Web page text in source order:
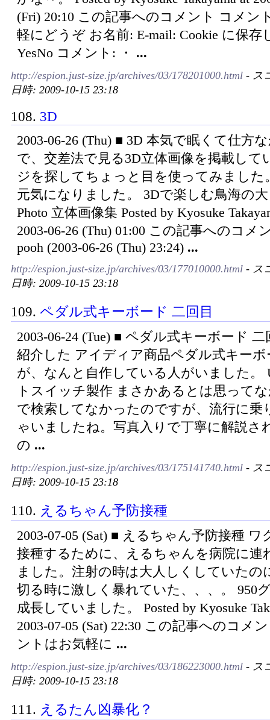
(Fri) 20:10 この記事へのコメント コメン
軽にどうぞ お名前: E-mail: Cookie に保存
YesNo コメント: ・ ...
http://espion.just-size.jp/archives/03/178201000.html - ス
日時: 2009-10-15 23:18
108. 3D
2003-06-26 (Thu) ■ 3D 本気で眠くて仕方
で、交差法で見る3D立体画像を掲載して
ジを探してちょっと目を使ってみました
元気になりました。 3Dで楽しむ鳥海の
Photo 立体画像集 Posted by Kyosuke
2003-06-26 (Thu) 01:00 この記事へのコメ
pooh (2003-06-26 (Thu) 23:24) ...
http://espion.just-size.jp/archives/03/177010000.html - ス
日時: 2009-10-15 23:18
109. ペダル式キーボード 二回目
2003-06-24 (Tue) ■ ペダル式キーボード
紹介した アイディア商品ペダル式キー
が、なんと自作している人がいました。
トスイッチ製作 まさかあるとは思って
で検索してなかったのですが、流行に乗
ゃいましたね。写真入りで丁寧に解説さ
の ...
http://espion.just-size.jp/archives/03/175141740.html - ス
日時: 2009-10-15 23:18
110. えるちゃん予防接種
2003-07-05 (Sat) ■ えるちゃん予防接種 ワ
接種するために、えるちゃんを病院に連
ました。注射の時は大人しくしていたの
切る時に激しく暴れていた、、、。 950
成長していました。 Posted by Kyosuke
2003-07-05 (Sat) 22:30 この記事へのコメ
ントはお気軽に ...
http://espion.just-size.jp/archives/03/186223000.html - ス
日時: 2009-10-15 23:18
111. えるたん凶暴化？